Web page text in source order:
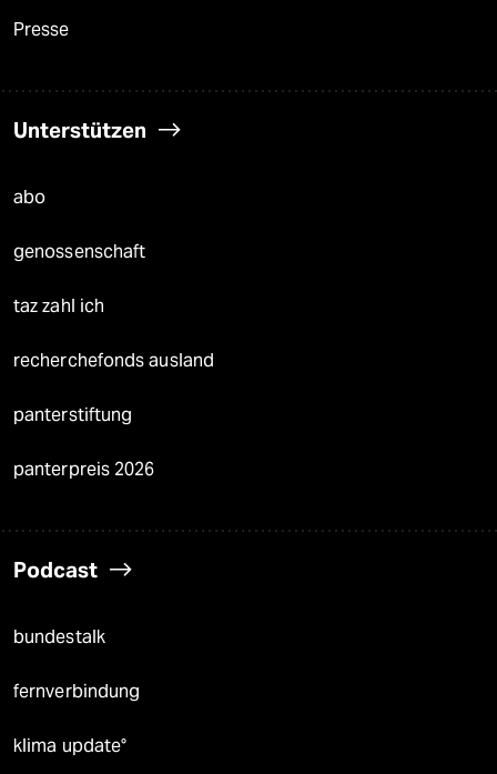
Presse
Unterstützen
abo
genossenschaft
taz zahl ich
recherchefonds ausland
panterstiftung
panterpreis 2026
Podcast
bundestalk
fernverbindung
klima update°